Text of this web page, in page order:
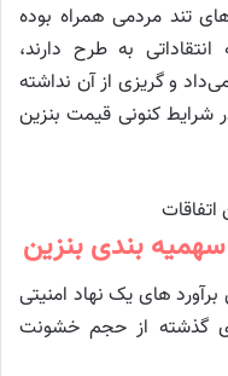
تند مردمی همراه بوده
به طرح دارند،
و گریزی از آن نداشته
شرایط کنونی قیمت بنزین
بندی بنزین
های یک نهاد امنیتی
گذشته از حجم خشونت